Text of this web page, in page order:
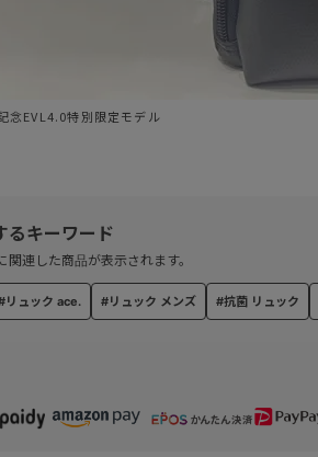
リュック ace. #リュック メンズ #抗菌 リュック
連した商品が表示されます。
念EVL4.0特別限定モデル